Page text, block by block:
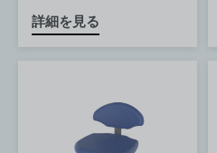
詳細を見る